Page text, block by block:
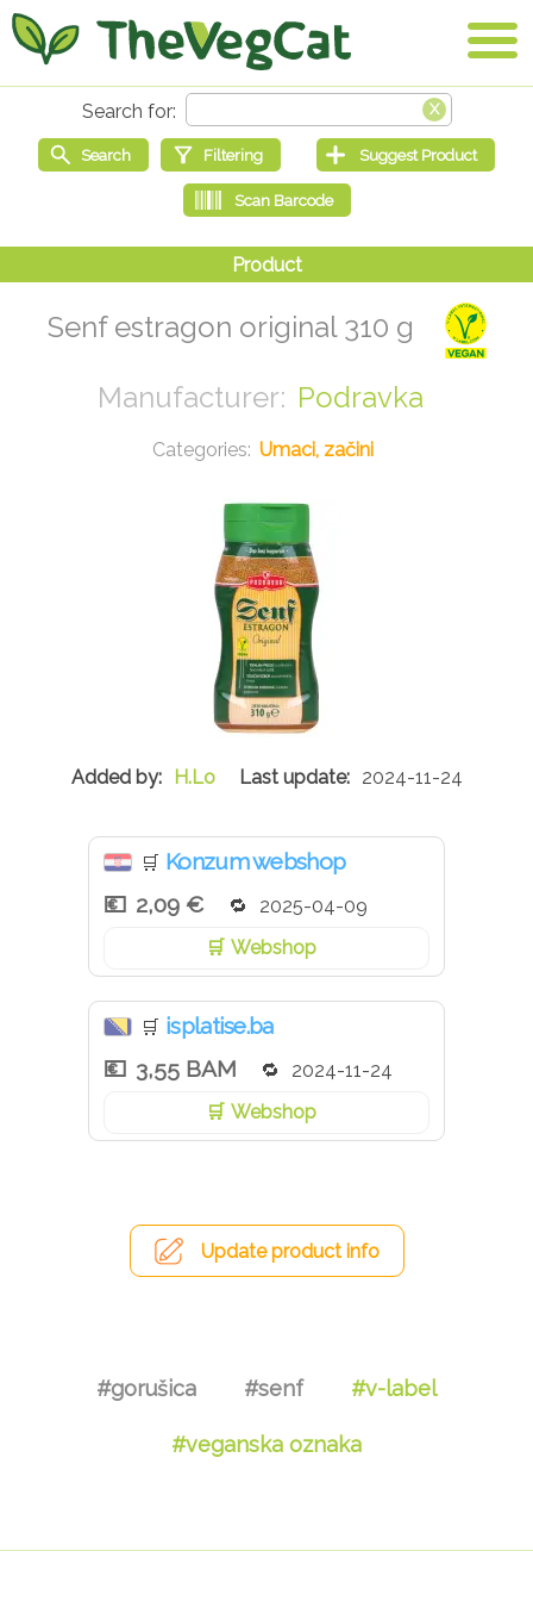
Senf estragon original 310 g
Podravka
Umaci, začini
H.Lo 2024-11-24
🛒 Konzum webshop
2,09 €
2025-04-09
Webshop
🛒 isplatise.ba
3,55 BAM
2024-11-24
Webshop
Update product info
#gorušica #senf #v-label
#veganska oznaka